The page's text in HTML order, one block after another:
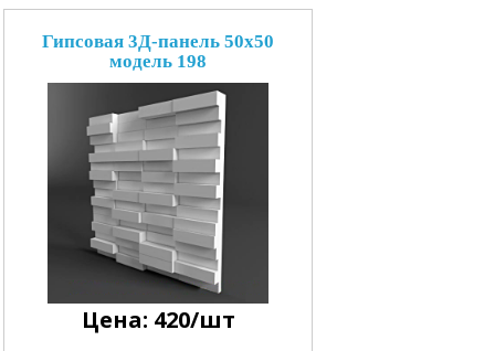
Гипсовая 3Д-панель 50x50
модель 198
Цена: 420/шт